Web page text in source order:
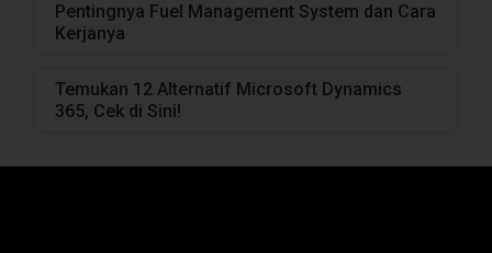
Pentingnya Fuel Management System dan Cara
Kerjanya
Temukan 12 Alternatif Microsoft Dynamics
365, Cek di Sini!